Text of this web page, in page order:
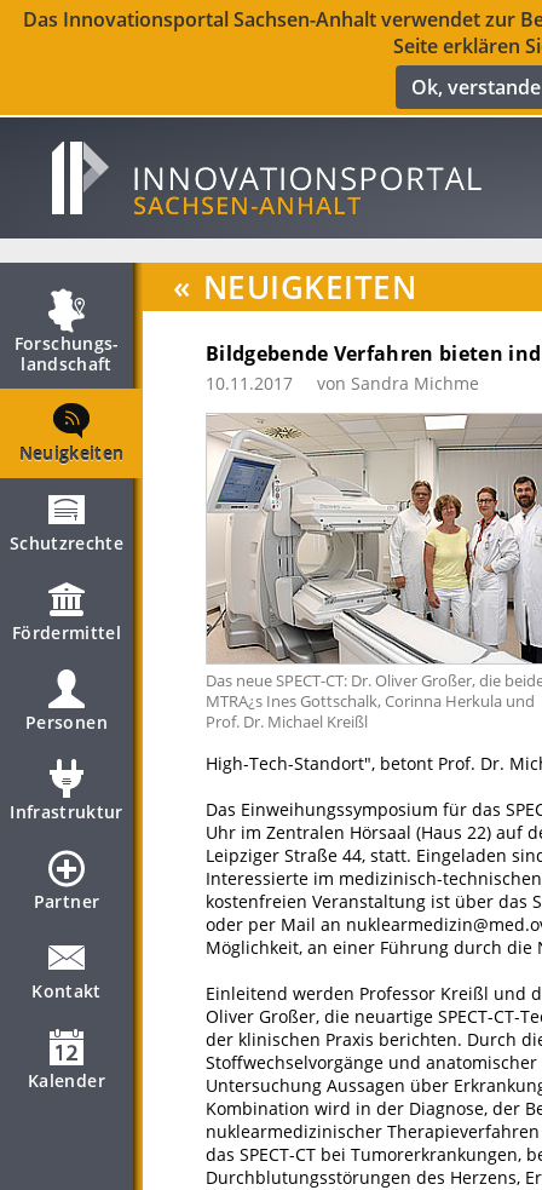
Das Innovationsportal Sachsen-Anhalt verwendet zur
Seite erklären
Ok,
Forschungs­
landschaft
Neuigkeiten
Schutzrechte
Fördermittel
Personen
Infrastruktur
Partner
Kontakt
Kalender
« NEUIGKEITEN
Bildgebende Verfahren bieten
10.11.2017 von Sandra Michme
Das neue SPECT-CT: Dr. Oliver Großer, die
MTRA¿s Ines Gottschalk, Corinna Herkula und
Prof. Dr. Michael Kreißl
High-Tech-Standort", betont Prof. Dr.
Das Einweihungssymposium für das
Uhr im Zentralen Hörsaal (Haus 22) auf
Leipziger Straße 44, statt. Eingeladen
Interessierte im medizinisch-
kostenfreien Veranstaltung ist über das
oder per Mail an
Möglichkeit, an einer Führung durch
Einleitend werden Professor Kreißl und
Oliver Großer, die neuartige SPECT-
der klinischen Praxis berichten. Durch
Stoffwechselvorgänge und
Untersuchung Aussagen über
Kombination wird in der Diagnose, der
nuklearmedizinischer
das SPECT-CT bei
Durchblutungsstörungen des Herzens,